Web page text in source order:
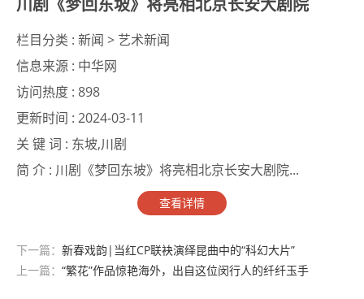
川剧《梦回东坡》将亮相北京长安大剧院
栏目分类 : 新闻 > 艺术新闻
信息来源 : 中华网
访问热度 : 898
更新时间 : 2024-03-11
关 键 词 : 东坡,川剧
简 介 : 川剧《梦回东坡》将亮相北京长安大剧院...
查看详情
下一篇： 新春戏韵|当红CP联袂演绎昆曲中的“科幻大片”
上一篇： “繁花”作品惊艳海外，出自这位闵行人的纤纤玉手